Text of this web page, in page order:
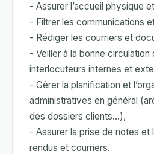
- Assurer l’accueil physique
- Filtrer les communications
- Rédiger les courriers et
- Veiller à la bonne circulation
interlocuteurs internes et
- Gérer la planification et
administratives en général
des dossiers clients…),
- Assurer la prise de notes
rendus et courriers.